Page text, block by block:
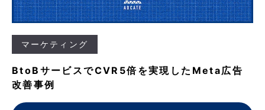
マーケティング
BtoBサービスでCVR5倍を実現したMeta広告
改善事例